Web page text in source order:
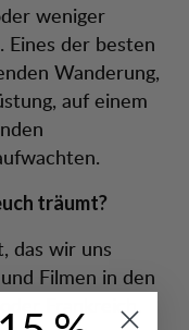
weniger
der besten
Wanderung,
auf einem
träumt?
das wir uns
Filmen in den
Frankreich.